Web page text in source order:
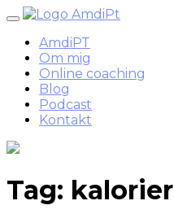
Skip
contentAmdiPT
Om mig
Online coaching
Blog
Podcast
Kontakt
Tag: kalorier